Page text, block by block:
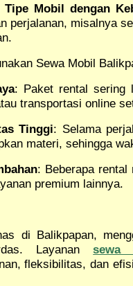
Tipe Mobil dengan
perjalanan, misalnya
Sewa Mobil
: Paket rental sering
transportasi online
Tinggi: Selama
materi, sehingga
: Beberapa rental
premium lainnya.
di Balikpapan,
Layanansewa
fleksibilitas, dan